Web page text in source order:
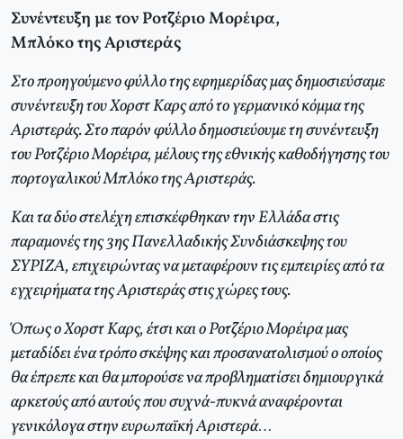
Συνέντευξη με τον Ροτζέριο Μορέιρα,
Μπλόκο της Αριστεράς
Στο προηγούμενο φύλλο της εφημερίδας μας δημοσιεύσαμε
συνέντευξη του Χορστ Καρς από το γερμανικό κόμμα της
Αριστεράς. Στο παρόν φύλλο δημοσιεύουμε τη συνέντευξη
του Ροτζέριο Μορέιρα, μέλους της εθνικής καθοδήγησης του
πορτογαλικού Μπλόκο της Αριστεράς.
Και τα δύο στελέχη επισκέφθηκαν την Ελλάδα στις
παραμονές της 3ης Πανελλαδικής Συνδιάσκεψης του
ΣΥΡΙΖΑ, επιχειρώντας να μεταφέρουν τις εμπειρίες από τα
εγχειρήματα της Αριστεράς στις χώρες τους.
Όπως ο Χορστ Καρς, έτσι και ο Ροτζέριο Μορέιρα μας
μεταδίδει ένα τρόπο σκέψης και προσανατολισμού ο οποίος
θα έπρεπε και θα μπορούσε να προβληματίσει δημιουργικά
αρκετούς από αυτούς που συχνά-πυκνά αναφέρονται
γενικόλογα στην ευρωπαϊκή Αριστερά…